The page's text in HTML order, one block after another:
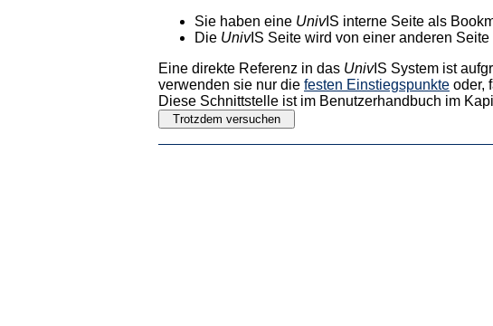
Sie haben eine UnivIS interne Seite als
Die UnivIS Seite wird von einer anderen
Eine direkte Referenz in das UnivIS System ist
verwenden sie nur die festen Einstiegspunkte oder,
Diese Schnittstelle ist im Benutzerhandbuch im